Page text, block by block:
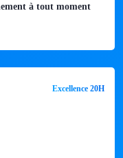
à tout moment​
Excellence 20H